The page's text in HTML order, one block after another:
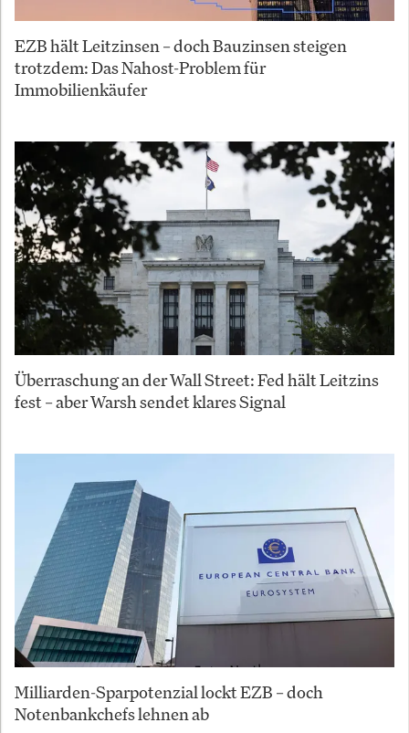
EZB hält Leitzinsen – doch Bauzinsen steigen
trotzdem: Das Nahost-Problem für
Immobilienkäufer
Überraschung an der Wall Street: Fed hält Leitzins
fest – aber Warsh sendet klares Signal
Milliarden-Sparpotenzial lockt EZB – doch
Notenbankchefs lehnen ab